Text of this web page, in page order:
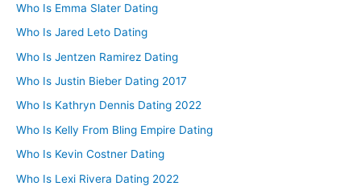
Who Is Emma Slater Dating
Who Is Jared Leto Dating
Who Is Jentzen Ramirez Dating
Who Is Justin Bieber Dating 2017
Who Is Kathryn Dennis Dating 2022
Who Is Kelly From Bling Empire Dating
Who Is Kevin Costner Dating
Who Is Lexi Rivera Dating 2022